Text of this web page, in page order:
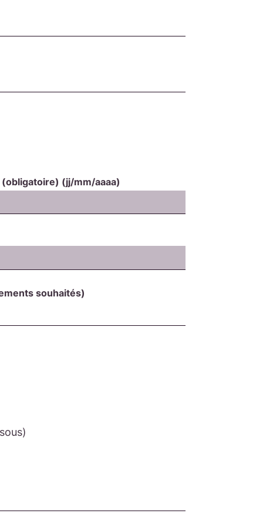
(obligatoire) (jj/mm/aaaa)
souhaités)